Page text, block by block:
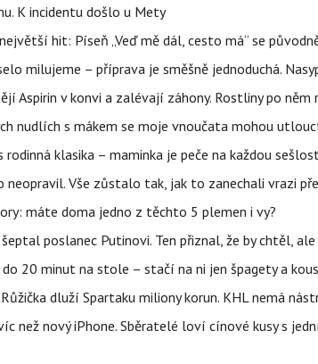
K incidentu došlo u Mety
hit: Píseň „Veď mě dál, cesto má“ se
milujeme – příprava je směšně jednoduchá.
Aspirin v konvi a zalévají záhony. Rostliny po
nudlích s mákem se moje vnoučata mohou
rodinná klasika – maminka je peče na každou
neopravil. Vše zůstalo tak, jak to zanechali vrazi
máte doma jedno z těchto 5 plemen i vy?
šeptal poslanec Putinovi. Ten přiznal, že by chtěl,
20 minut na stole – stačí na ni jen špagety a
dluží Spartaku miliony korun. KHL nemá
než nový iPhone. Sběratelé loví cínové kusy s